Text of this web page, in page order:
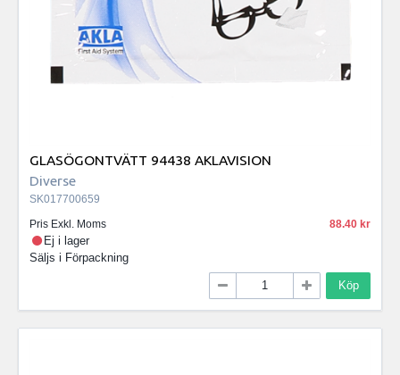
GLASÖGONTVÄTT 94438 AKLAVISION
Diverse
SK017700659
Pris Exkl. Moms
88.40
Ej i lager
Säljs i Förpackning
Köp